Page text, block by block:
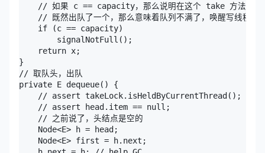
// 如果 c == capacity，那么说明在这个 take 方法发生
// 既然出队了一个，那么意味着队列不满了，唤醒写线程去
    if (c == capacity)
        signalNotFull();
    return x;
}
// 取队头，出队
private E dequeue() {
    // assert takeLock.isHeldByCurrentThread();
    // assert head.item == null;
    // 之前说了，头结点是空的
    Node<E> h = head;
    Node<E> first = h.next;